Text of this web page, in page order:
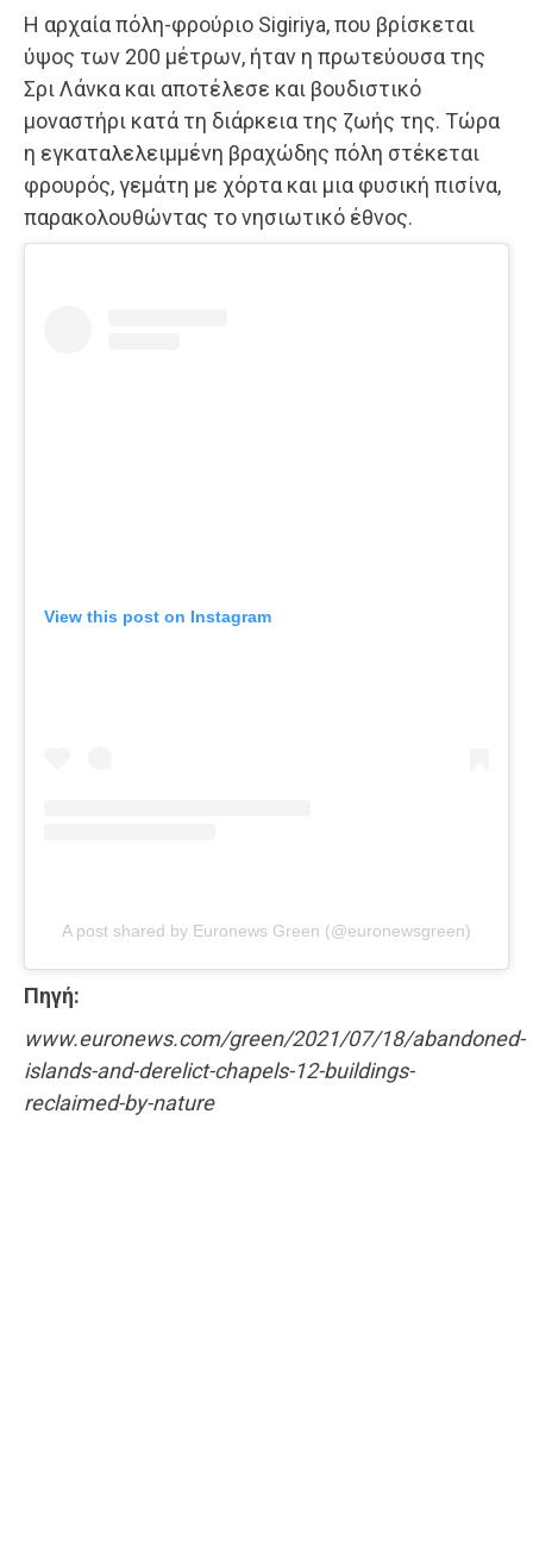
Η αρχαία πόλη-φρούριο Sigiriya, που βρίσκεται
ύψος των 200 μέτρων, ήταν η πρωτεύουσα της
Σρι Λάνκα και αποτέλεσε και βουδιστικό
μοναστήρι κατά τη διάρκεια της ζωής της. Τώρα
η εγκαταλελειμμένη βραχώδης πόλη στέκεται
φρουρός, γεμάτη με χόρτα και μια φυσική πισίνα,
παρακολουθώντας το νησιωτικό έθνος.
View this post on Instagram
A post shared by Euronews Green (@euronewsgreen)
Πηγή:
www.euronews.com/green/2021/07/18/abandoned-
islands-and-derelict-chapels-12-buildings-
reclaimed-by-nature